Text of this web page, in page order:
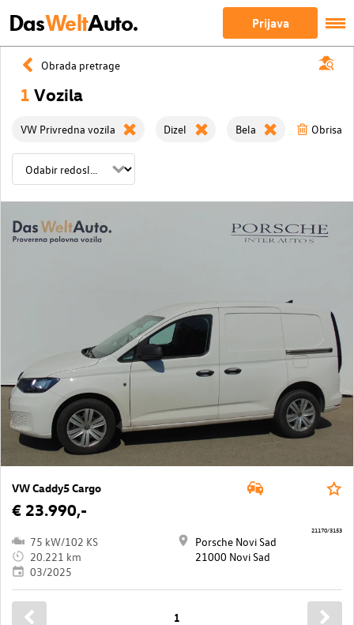
DasWeltAuto. Prijava
Obrada pretrage
1 Vozila
VW Privredna vozila Dizel Bela Obrisati
VW Caddy5 Cargo
€ 23.990,-
75 kW/102 KS
20.221 km
03/2025
Porsche Novi Sad
21000 Novi Sad
21170/3153
1